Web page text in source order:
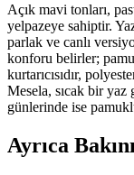
Açık mavi tonları,
yelpazeye sahiptir.
parlak ve canlı
konforu belirler;
kurtarıcısıdır,
Mesela, sıcak bir
günlerinde ise
Ayrıca